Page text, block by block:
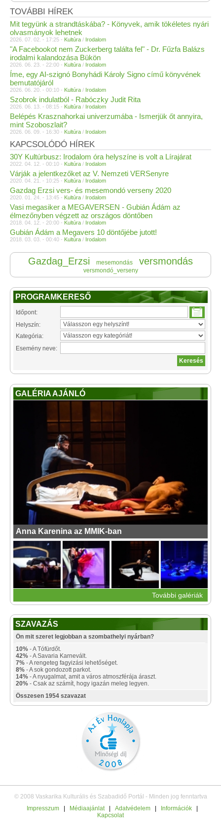
TOVÁBBI HÍREK
Mit tegyünk a strandtáskába? - Könyvek, amik tökéletes nyári
olvasmányok lehetnek
2026. 07. 02. - 17:25 - Kultúra / Irodalom
"A Facebookot nem Zuckerberg találta fel" - Dr. Fűzfa Balázs
irodalmi kalandozása Bükön
2026. 06. 23. - 22:00 - Kultúra / Irodalom
Íme, egy AI-szignó Bonyhádi Károly Signo című könyvének
bemutatójáról
2026. 06. 20. - 00:10 - Kultúra / Irodalom
Szobrok indulatból - Rabóczky Judit Rita
2026. 06. 13. - 08:15 - Kultúra / Irodalom
Belépés Krasznahorkai univerzumába - Ismerjük őt annyira,
mint Szoboszlait?
2026. 06. 09. - 16:30 - Kultúra / Irodalom
KAPCSOLÓDÓ HÍREK
30Y Kultúrbusz: Irodalom óra helyszíne is volt a Lírajárat
2022. 04. 12. - 00:10 - Kultúra / Irodalom
Várják a jelentkezőket az V. Nemzeti VERSenyre
2020. 04. 21. - 10:25 - Kultúra / Irodalom
Gazdag Erzsi vers- és mesemondó verseny 2020
2020. 01. 24. - 13:45 - Kultúra / Irodalom
Vasi megasiker a MEGAVERSEN - Gubián Ádám az
élmezőnyben végzett az országos döntőben
2018. 04. 12. - 20:00 - Kultúra / Irodalom
Gubián Ádám a Megavers 10 döntőjébe jutott!
2018. 03. 03. - 00:40 - Kultúra / Irodalom
Gazdag_Erzsi mesemondás versmondás
versmondó_verseny
PROGRAMKERESŐ
Időpont:
Helyszín:
Kategória:
Esemény neve:
GALÉRIA AJÁNLÓ
Anna Karenina az MMIK-ban
További galériák
SZAVAZÁS
Ön mit szeret legjobban a szombathelyi nyárban?
10% - A Tófürdőt.
42% - A Savaria Karnevált.
7% - A rengeteg fagyizási lehetőséget.
8% - A sok gondozott parkot.
14% - A nyugalmat, amit a város atmoszférája áraszt.
20% - Csak az számít, hogy igazán meleg legyen.
Összesen 1954 szavazat
© 2008 Vaskarika Kulturális és Szabadidő Portál - Minden jog fenntartva
Impresszum
Médiaajánlat Adatvédelem Információk
Kapcsolat